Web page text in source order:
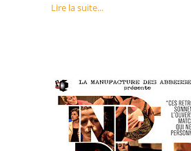
Lire la suite...